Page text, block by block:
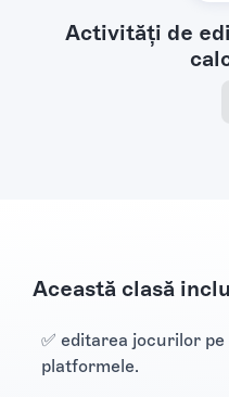
Activităţi de
Această clasă
✅ editarea jocurilor
platformele.